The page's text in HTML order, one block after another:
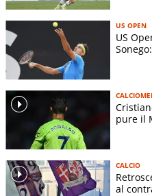
US OPEN
US
pure il
CALCIO
al